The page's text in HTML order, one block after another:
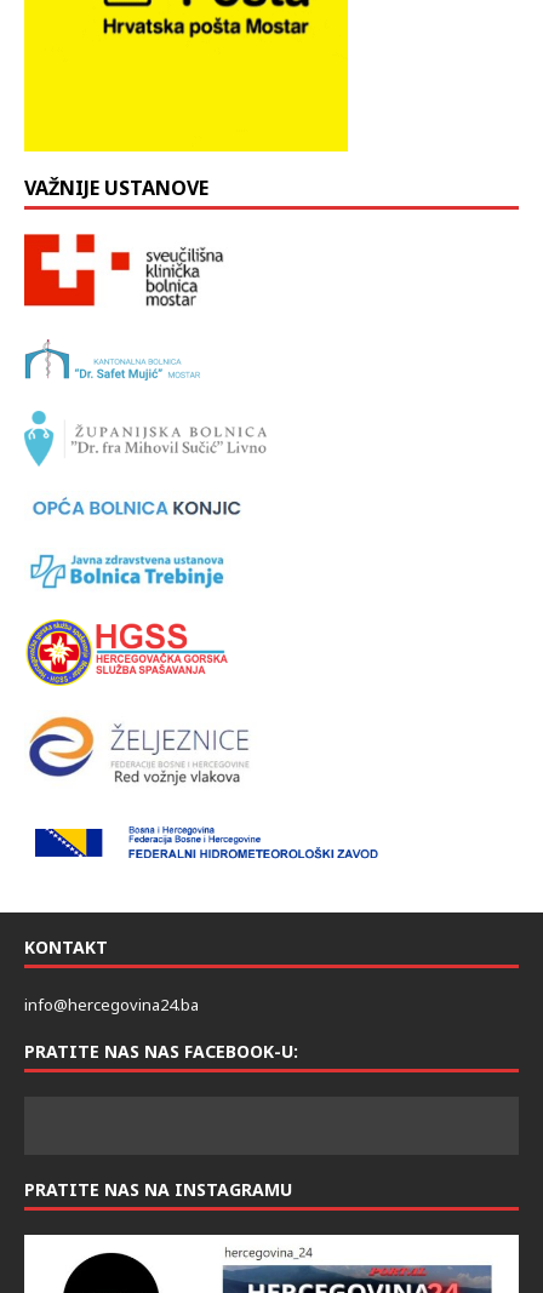
VAŽNIJE USTANOVE
KONTAKT
info@hercegovina24.ba
PRATITE NAS NAS FACEBOOK-U:
PRATITE NAS NA INSTAGRAMU